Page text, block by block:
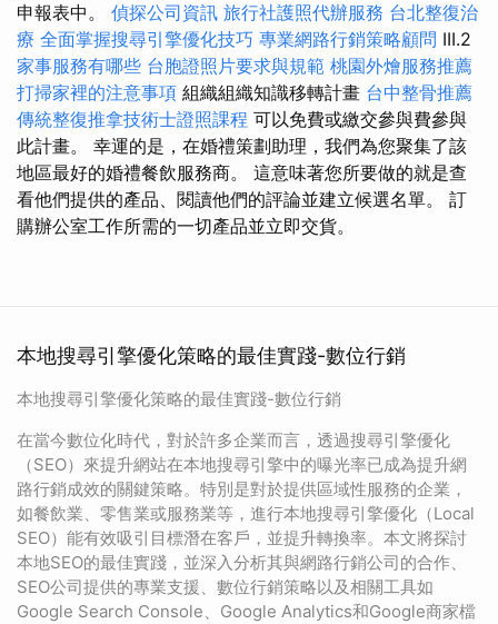
申報表中。 偵探公司資訊 旅行社護照代辦服務 台北整復治
療 全面掌握搜尋引擎優化技巧 專業網路行銷策略顧問 III.2
家事服務有哪些 台胞證照片要求與規範 桃園外燴服務推薦
打掃家裡的注意事項 組織組織知識移轉計畫 台中整骨推薦
傳統整復推拿技術士證照課程 可以免費或繳交參與費參與
此計畫。 幸運的是，在婚禮策劃助理，我們為您聚集了該
地區最好的婚禮餐飲服務商。 這意味著您所要做的就是查
看他們提供的產品、閱讀他們的評論並建立候選名單。 訂
購辦公室工作所需的一切產品並立即交貨。
本地搜尋引擎優化策略的最佳實踐-數位行銷
本地搜尋引擎優化策略的最佳實踐-數位行銷
在當今數位化時代，對於許多企業而言，透過搜尋引擎優化
（SEO）來提升網站在本地搜尋引擎中的曝光率已成為提升網
路行銷成效的關鍵策略。特別是對於提供區域性服務的企業，
如餐飲業、零售業或服務業等，進行本地搜尋引擎優化（Local
SEO）能有效吸引目標潛在客戶，並提升轉換率。本文將探討
本地SEO的最佳實踐，並深入分析其與網路行銷公司的合作、
SEO公司提供的專業支援、數位行銷策略以及相關工具如
Google Search Console、Google Analytics和Google商家檔